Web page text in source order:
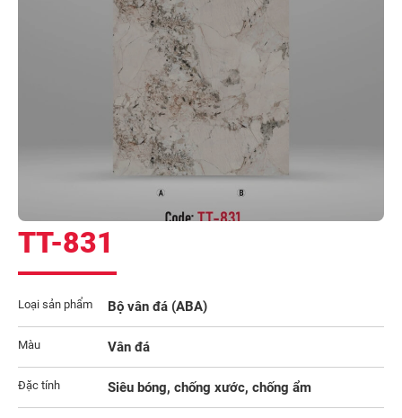
TT-831
Loại sản phẩm Bộ vân đá (ABA)
Màu Vân đá
Đặc tính Siêu bóng, chống xước, chống ẩm